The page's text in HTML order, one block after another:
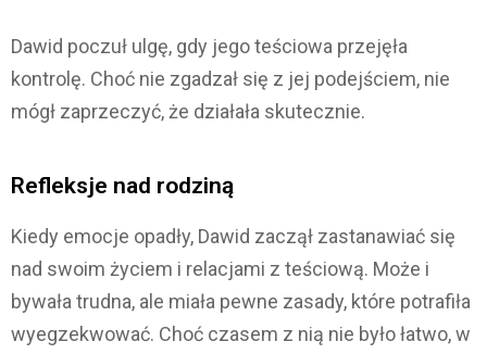
Dawid poczuł ulgę, gdy jego teściowa przejęła
kontrolę. Choć nie zgadzał się z jej podejściem, nie
mógł zaprzeczyć, że działała skutecznie.
Refleksje nad rodziną
Kiedy emocje opadły, Dawid zaczął zastanawiać się
nad swoim życiem i relacjami z teściową. Może i
bywała trudna, ale miała pewne zasady, które potrafiła
wyegzekwować. Choć czasem z nią nie było łatwo, w